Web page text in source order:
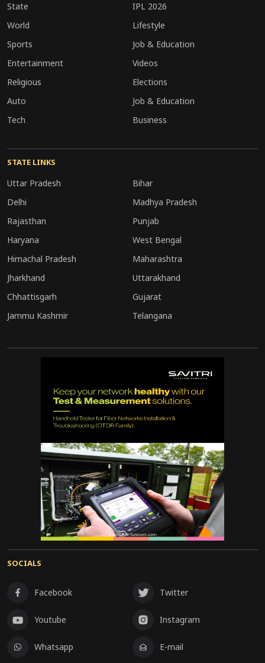
State
World
Sports
Entertainment
Religious
Auto
Tech
IPL 2026
Lifestyle
Job & Education
Videos
Elections
Job & Education
Business
STATE LINKS
Uttar Pradesh
Bihar
Delhi
Madhya Pradesh
Rajasthan
Punjab
Haryana
West Bengal
Himachal Pradesh
Maharashtra
Jharkhand
Uttarakhand
Chhattisgarh
Gujarat
Jammu Kashmir
Telangana
SOCIALS
Facebook Twitter
Youtube Instagram
Whatsapp E-mail